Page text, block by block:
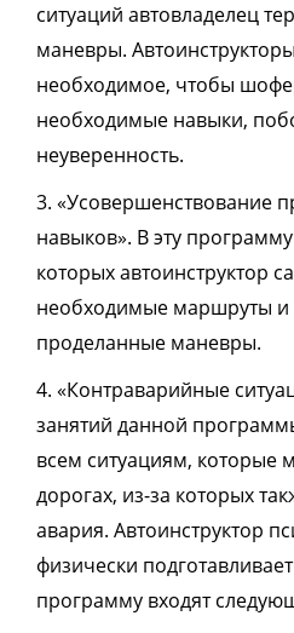
ситуаций автовладелец
маневры.
необходимое, чтобы
необходимые навыки,
неуверенность.
3. «Усовершенствование
навыков». В эту
которых автоинструктор
необходимые маршруты и
проделанные маневры.
4. «Контраварийные
занятий данной
всем ситуациям, которые
дорогах, из-за которых
авария. Автоинструктор
физически
программу входят